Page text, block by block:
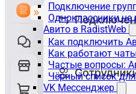
Подключение
Одноклассники не
Авито в RadistWeb
Как подключить
Как работают
Частые вопросы:
Чёрный список
VK Мессенджер